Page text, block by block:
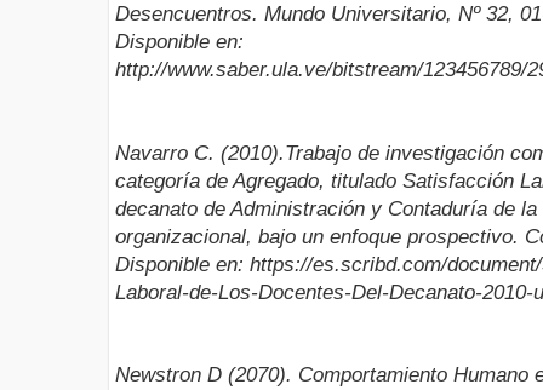
Desencuentros. Mundo Universitario, Nº 32,
Disponible en:
http://www.saber.ula.ve/bitstream/123456789/
Navarro C. (2010).Trabajo de investigación
categoría de Agregado, titulado Satisfacción
decanato de Administración y Contaduría de
organizacional, bajo un enfoque prospectivo.
Disponible en: https://es.scribd.com/
Laboral-de-Los-Docentes-Del-Decanato-2010-
Newstron D (2070). Comportamiento Humano